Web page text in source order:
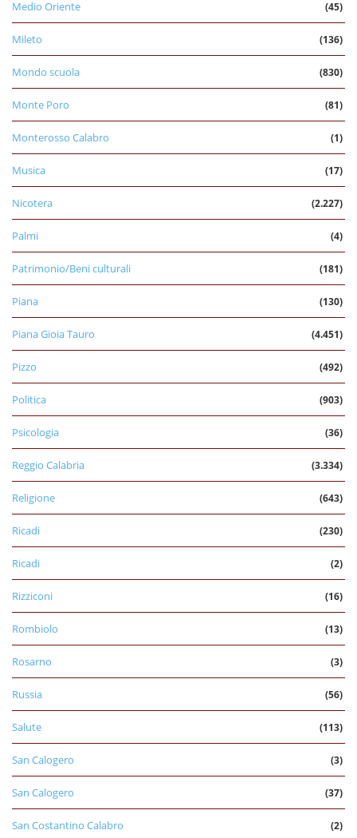
Medio Oriente (45)
Mileto (136)
Mondo scuola (830)
Monte Poro (81)
Monterosso Calabro (1)
Musica (17)
Nicotera (2.227)
Palmi (4)
Patrimonio/Beni culturali (181)
Piana (130)
Piana Gioia Tauro (4.451)
Pizzo (492)
Politica (903)
Psicologia (36)
Reggio Calabria (3.334)
Religione (643)
Ricadi (230)
Ricadi (2)
Rizziconi (16)
Rombiolo (13)
Rosarno (3)
Russia (56)
Salute (113)
San Calogero (3)
San Calogero (37)
San Costantino Calabro (2)